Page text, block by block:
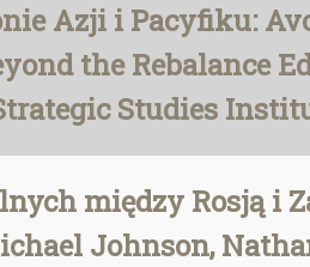
Azji i Pacyfiku:
the Rebalance
Studies
między Rosją i
Johnson,